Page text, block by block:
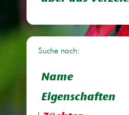
Suche nach:
Name
Eigenschaften